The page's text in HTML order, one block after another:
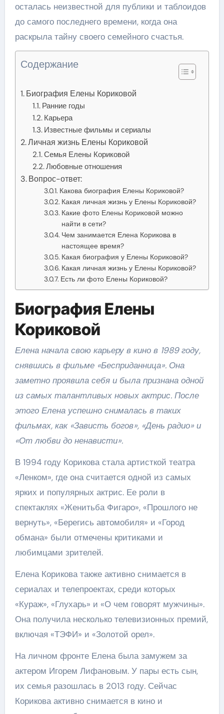
осталась неизвестной для публики и таблоидов
до самого последнего времени, когда она
раскрыла тайну своего семейного счастья.
Содержание
Биография Елены Кориковой
Ранние годы
Карьера
Известные фильмы и сериалы
Личная жизнь Елены Кориковой
Семья Елены Кориковой
Любовные отношения
Вопрос-ответ:
Какова биография Елены Кориковой?
Какая личная жизнь у Елены Кориковой?
Какие фото Елены Кориковой можно
найти в сети?
Чем занимается Елена Корикова в
настоящее время?
Какая биография у Елены Кориковой?
Какая личная жизнь у Елены Кориковой?
Есть ли фото Елены Кориковой?
Биография Елены
Кориковой
Елена начала свою карьеру в кино в 1989 году,
снявшись в фильме «Бесприданница». Она
заметно проявила себя и была признана одной
из самых талантливых новых актрис. После
этого Елена успешно снималась в таких
фильмах, как «Зависть богов», «День радио» и
«От любви до ненависти».
В 1994 году Корикова стала артисткой театра
«Ленком», где она считается одной из самых
ярких и популярных актрис. Ее роли в
спектаклях «Женитьба Фигаро», «Прошлого не
вернуть», «Берегись автомобиля» и «Город
обмана» были отмечены критиками и
любимцами зрителей.
Елена Корикова также активно снимается в
сериалах и телепроектах, среди которых
«Кураж», «Глухарь» и «О чем говорят мужчины».
Она получила несколько телевизионных премий,
включая «ТЭФИ» и «Золотой орел».
На личном фронте Елена была замужем за
актером Игорем Лифановым. У пары есть сын,
их семья разошлась в 2013 году. Сейчас
Корикова активно снимается в кино и